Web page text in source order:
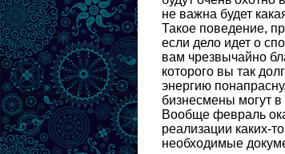
не важна будет
Такое поведение,
если дело идет о
вам чрезвычайно
которого вы так
энергию
бизнесмены могут
Вообще февраль
реализации каких-
необходимые